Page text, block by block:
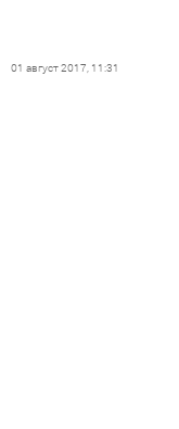
01 август 2017, 11:31